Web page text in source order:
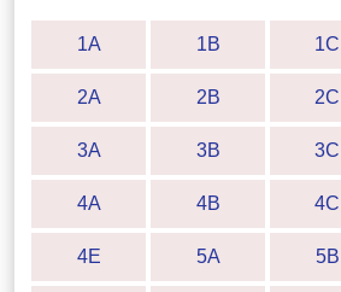
1A 1B 1C
2A 2B 2C
3A 3B 3C
4A 4B 4C
4E 5A 5B